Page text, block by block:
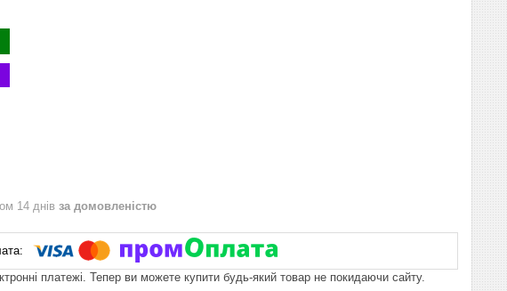
14 днів за домовленістю
платежі. Тепер ви можете купити будь-який товар не покидаючи сайту.